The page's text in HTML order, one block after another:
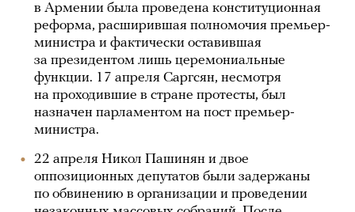
в Армении была проведена конституционная
реформа, расширившая полномочия премьер-
министра и фактически оставившая
за президентом лишь церемониальные
функции. 17 апреля Саргсян, несмотря
на проходившие в стране протесты, был
назначен парламентом на пост премьер-
министра.
22 апреля Никол Пашинян и двое
оппозиционных депутатов были задержаны
по обвинению в организации и проведении